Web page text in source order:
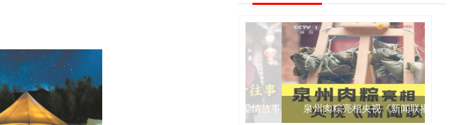
泉州肉粽亮相央视《新闻联播》